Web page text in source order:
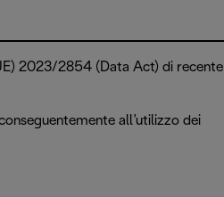
2023/2854 (Data Act) di recente
all’utilizzo dei